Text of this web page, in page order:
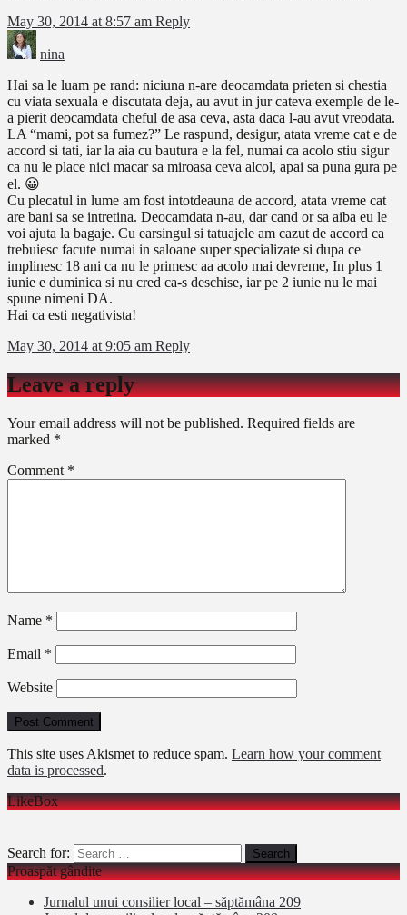
May 30, 2014 at 8:57 am Reply
nina
Hai sa le luam pe rand: niciuna n-are deocamdata prieten si chestia
cu viata sexuala e discutata deja, au avut in jur cateva exemple de le-
a pierit deocamdata cheful de asa ceva, asta daca l-au avut vreodata.
LA “mami, pot sa fumez?” Le raspund, desigur, atata vreme cat e de
accord si tati, iar la aia cu bautura e la fel, numai ca acolo stiu sigur
ca nu le place nici macar sa miroasa ceva alcol, apai sa puna gura pe
el. 😀
Cu plecatul in lume am fost intotdeauna de accord, atata vreme cat
are bani sa se intretina. Deocamdata n-au, dar cand or sa aiba eu le
voi ajuta la bagaje. Cu earsingul si tatuajele am cazut de accord ca
trebuiesc facute numai in saloane super specializate si dupa ce
implinesc 18 ani ca nu le primesc aa acolo mai devreme, In plus 1
iunie e duminica si nu cred ca-s deschise, iar pe 2 iunie nu le mai
spune nimeni DA.
Hai ca esti negativista!
May 30, 2014 at 9:05 am Reply
Leave a reply
Your email address will not be published. Required fields are
marked *
Comment *
Name *
Email *
Website
This site uses Akismet to reduce spam. Learn how your comment
data is processed.
LikeBox
Search for:
Proaspăt gândite
Jurnalul unui consilier local – săptămâna 209